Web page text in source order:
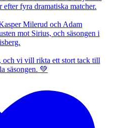
fyra dramatiska matcher.
Milerud och Adam
mot Sirius, och säsongen i
och vi vill rikta ett stort tack till
säsongen. 💚